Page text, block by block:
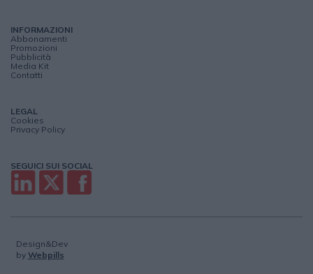
INFORMAZIONI
Abbonamenti
Promozioni
Pubblicità
Media Kit
Contatti
LEGAL
Cookies
Privacy Policy
SEGUICI SUI SOCIAL
Design&Dev
by Webpills